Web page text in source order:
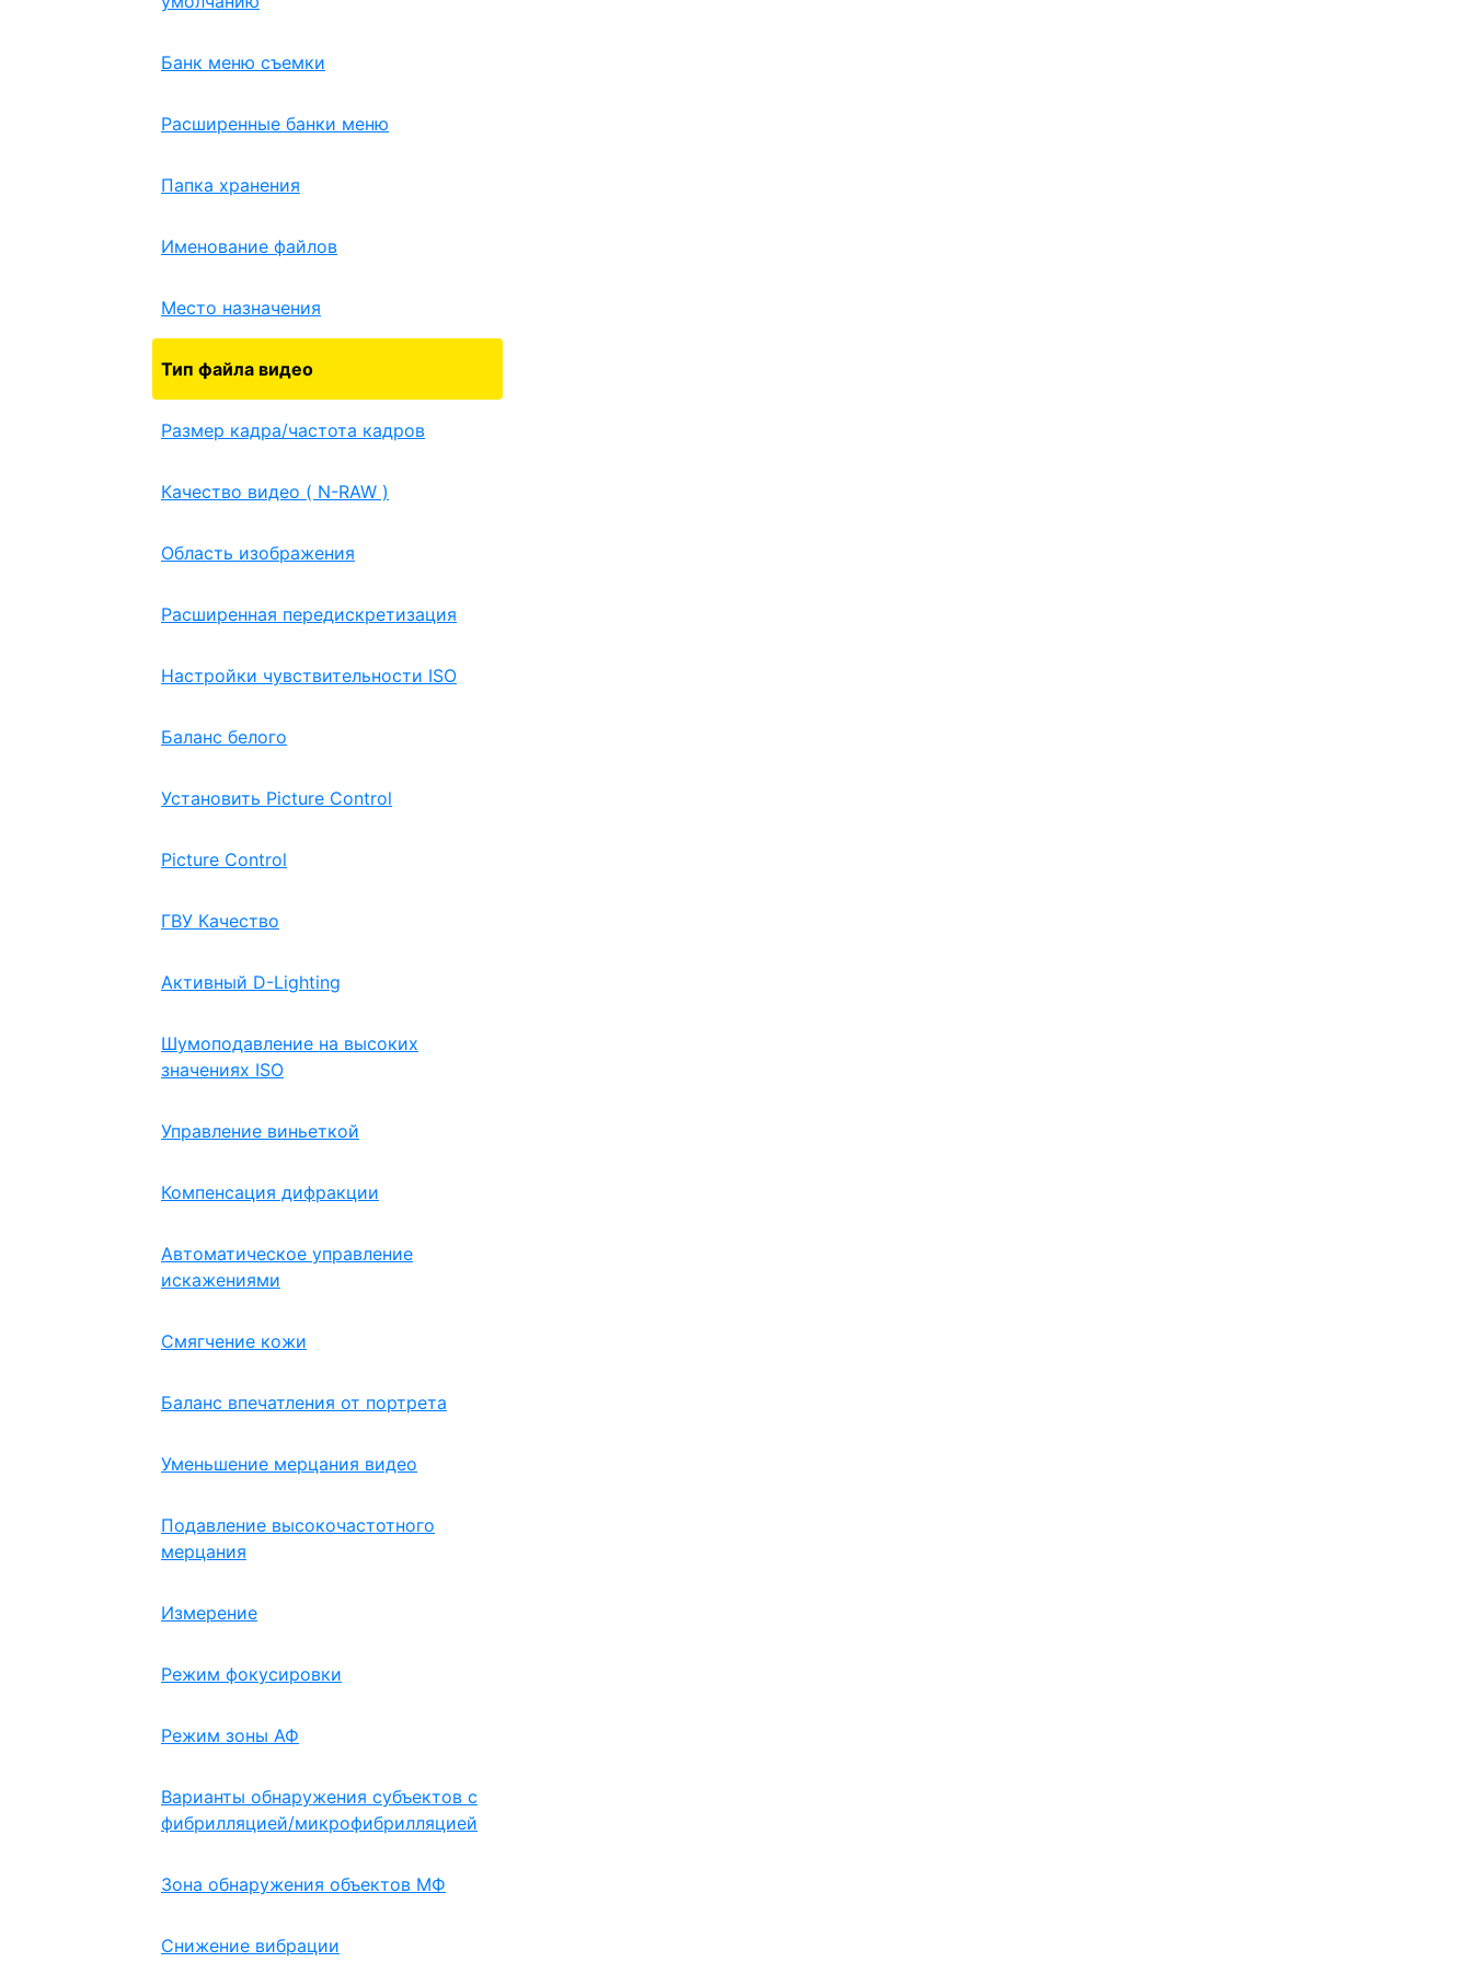
Банк меню съемки
Расширенные банки меню
Папка хранения
Именование файлов
Место назначения
Тип файла видео
Размер кадра/частота кадров
Качество видео ( N-RAW )
Область изображения
Расширенная передискретизация
Настройки чувствительности ISO
Баланс белого
Установить Picture Control
Picture Control
ГВУ Качество
Активный D-Lighting
Шумоподавление на высоких
значениях ISO
Управление виньеткой
Компенсация дифракции
Автоматическое управление
искажениями
Смягчение кожи
Баланс впечатления от портрета
Уменьшение мерцания видео
Подавление высокочастотного
мерцания
Измерение
Режим фокусировки
Режим зоны АФ
Варианты обнаружения субъектов с
фибрилляцией/микрофибрилляцией
Зона обнаружения объектов МФ
Снижение вибрации